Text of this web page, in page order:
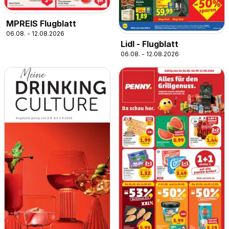
MPREIS Flugblatt
06.08. - 12.08.2026
Lidl - Flugblatt
06.08. - 12.08.2026